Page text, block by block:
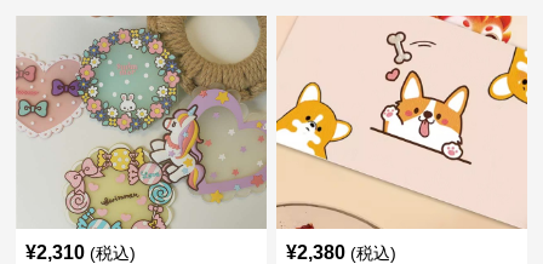
¥2,310 (税込) ¥2,380 (税込)